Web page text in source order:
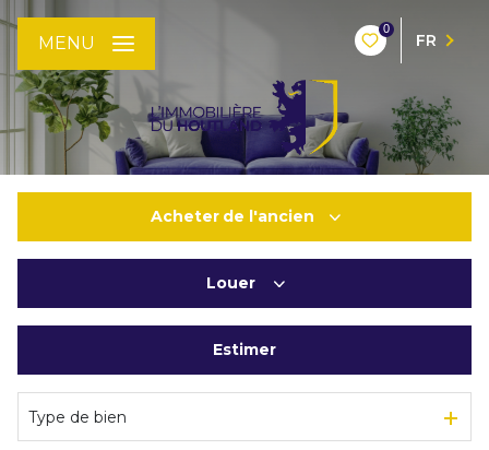
0
FR
MENU
Acheter de l'ancien
De l'immo pro
Louer
De l'immo pro
Estimer
Type de bien